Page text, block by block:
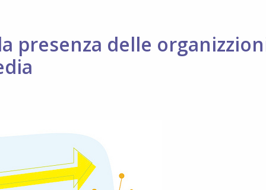
presenza delle